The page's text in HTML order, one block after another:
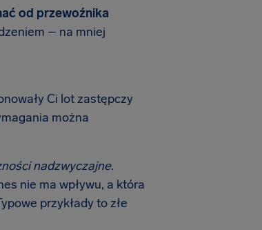
od przewoźnika
– na mniej
Ci lot zastępczy
można
nadzwyczajne.
nie ma wpływu, a która
przykłady to złe